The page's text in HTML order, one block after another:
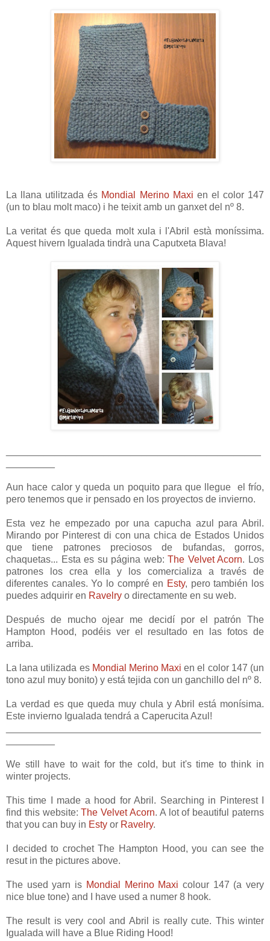
La llana utilitzada és Mondial Merino Maxi en el color 147
(un to blau molt maco) i he teixit amb un ganxet del nº 8.
La veritat és que queda molt xula i l'Abril està moníssima.
Aquest hivern Igualada tindrà una Caputxeta Blava!
Aun hace calor y queda un poquito para que llegue el frío,
pero tenemos que ir pensado en los proyectos de invierno.
Esta vez he empezado por una capucha azul para Abril.
Mirando por Pinterest di con una chica de Estados Unidos
que tiene patrones preciosos de bufandas, gorros,
chaquetas... Esta es su página web:The Velvet Acorn. Los
patrones los crea ella y los comercializa a través de
diferentes canales. Yo lo compré en Esty, pero también los
puedes adquirir en Ravelry o directamente en su web.
Después de mucho ojear me decidí por el patrón The
Hampton Hood, podéis ver el resultado en las fotos de
arriba.
La lana utilizada es Mondial Merino Maxi en el color 147 (un
tono azul muy bonito) y está tejida con un ganchillo del nº 8.
La verdad es que queda muy chula y Abril está monísima.
Este invierno Igualada tendrá a Caperucita Azul!
We still have to wait for the cold, but it's time to think in
winter projects.
This time I made a hood for Abril. Searching in Pinterest I
find this website:The Velvet Acorn. A lot of beautiful paterns
that you can buy in Esty or Ravelry.
I decided to crochet The Hampton Hood, you can see the
resut in the pictures above.
The used yarn is Mondial Merino Maxi colour 147 (a very
nice blue tone) and I have used a numer 8 hook.
The result is very cool and Abril is really cute. This winter
Igualada will have a Blue Riding Hood!